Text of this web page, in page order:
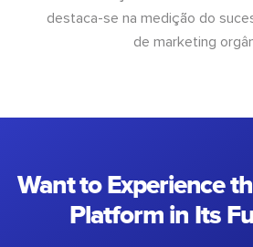
destaca-se na medição do
de marketing
Want to Experience
Platform in Its